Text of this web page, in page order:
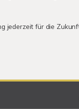
jederzeit für die